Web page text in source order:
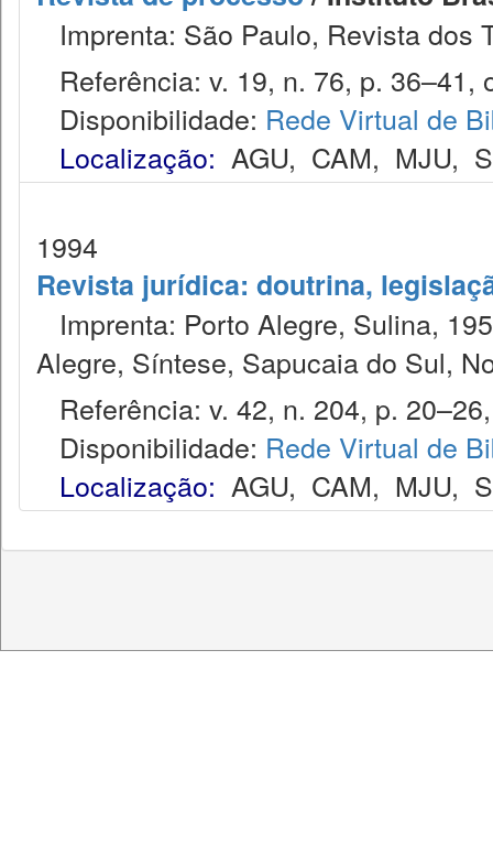
Imprenta: São Paulo, Revista dos
Referência: v. 19, n. 76, p. 36–41,
Disponibilidade: Rede Virtual de
Localização: AGU, CAM, MJU,
1994
Revista jurídica: doutrina,
Imprenta: Porto Alegre, Sulina,
Alegre, Síntese, Sapucaia do Sul,
Referência: v. 42, n. 204, p.
Disponibilidade: Rede Virtual de
Localização: AGU, CAM, MJU,